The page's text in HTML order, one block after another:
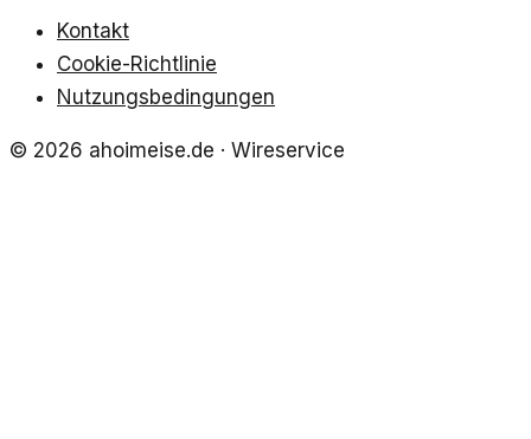
Kontakt
Cookie-Richtlinie
Nutzungsbedingungen
© 2026 ahoimeise.de · Wireservice